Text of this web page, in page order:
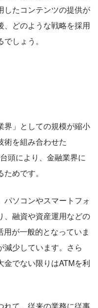
したコンテンツの提供が
、どのような戦略を採用
しょう。
界」としての規模が縮小
術を組み合わせた
頭により、金融業界に
めです。
ソコンやスマートフォ
、融資や資産運用などの
が一般的となっていま
減少しています。さら
でない限りはATMを利
れて、従来の業務に従事